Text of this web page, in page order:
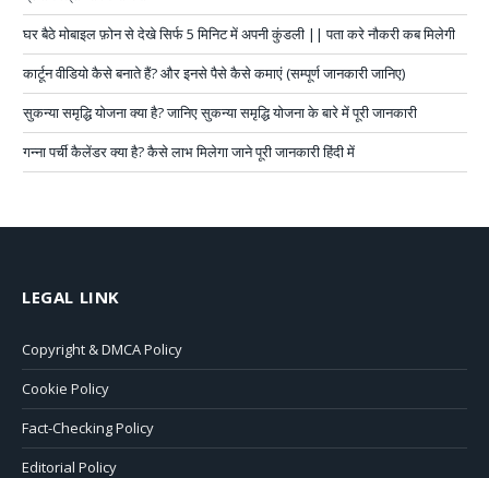
घर बैठे मोबाइल फ़ोन से देखे सिर्फ 5 मिनिट में अपनी कुंडली || पता करे नौकरी कब मिलेगी
कार्टून वीडियो कैसे बनाते हैं? और इनसे पैसे कैसे कमाएं (सम्पूर्ण जानकारी जानिए)
सुकन्या समृद्धि योजना क्या है? जानिए सुकन्या समृद्धि योजना के बारे में पूरी जानकारी
गन्ना पर्ची कैलेंडर क्या है? कैसे लाभ मिलेगा जाने पूरी जानकारी हिंदी में
LEGAL LINK
Copyright & DMCA Policy
Cookie Policy
Fact-Checking Policy
Editorial Policy